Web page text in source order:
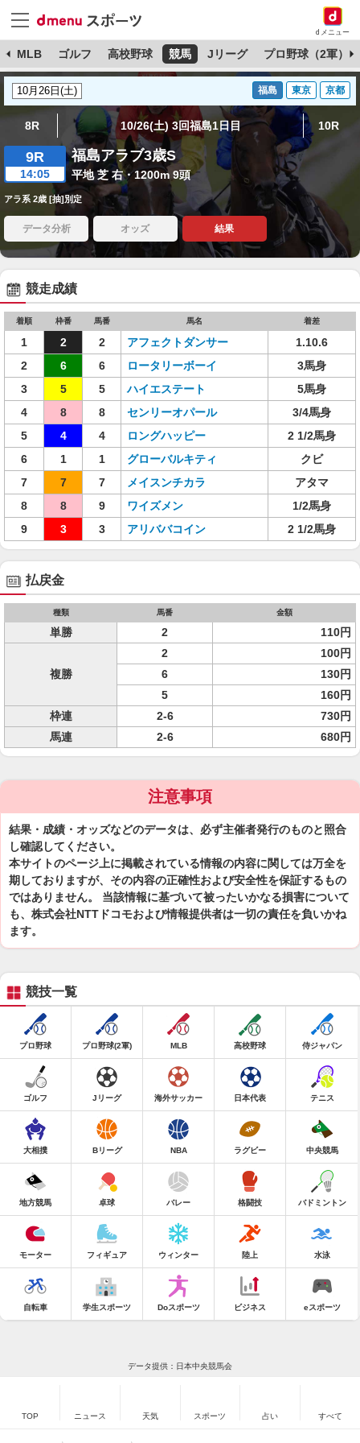
dメニュー
MLB ゴルフ 高校野球 競馬 Jリーグ プロ野球（2軍）
福島 東京 京都
8R 10/26(土) 3回福島1日目 10R
9R
14:05
福島アラブ3歳S
平地 芝 右・1200m 9頭
アラ系 2歳 [抽]別定
データ分析 オッズ 結果
競走成績
着順 枠番 馬番 馬名 着差
1 2 2 アフェクトダンサー
1.10.6
2
6 6 ロータリーボーイ
3馬身
3
5 5 ハイエステート
5馬身
4
8 8 センリーオパール
3/4馬身
5
4 4 ロングハッピー
2 1/2馬身
6
1 1 グローバルキティ
クビ
7
7 7 メイスンチカラ
アタマ
8
8 9 ワイズメン
1/2馬身
9
3 3 アリババコイン 2 1/2馬身
払戻金
種類 馬番 金額
単勝 2 110円
複勝
2
100円
6
130円
5
160円
枠連
2-6
730円
馬連
2-6 680円
注意事項
結果・成績・オッズなどのデータは、必ず主催者発行のものと照合
し確認してください。
本サイトのページ上に掲載されている情報の内容に関しては万全を
期しておりますが、その内容の正確性および安全性を保証するもの
ではありません。 当該情報に基づいて被ったいかなる損害について
も、株式会社NTTドコモおよび情報提供者は一切の責任を負いかね
ます。
競技一覧
プロ野球 プロ野球(2軍) MLB 高校野球 侍ジャパン
ゴルフ Jリーグ 海外サッカー 日本代表 テニス
大相撲 Bリーグ NBA ラグビー 中央競馬
地方競馬 卓球 バレー 格闘技 バドミントン
モーター フィギュア ウィンター 陸上 水泳
自転車 学生スポーツ Doスポーツ ビジネス eスポーツ
データ提供：日本中央競馬会
TOP ニュース 天気 スポーツ 占い すべて